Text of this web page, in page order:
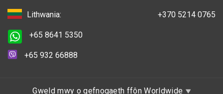
Lithwania: +370 5214 0765
+65 8641 5350
+65 932 66888
Gweld mwy o gefnogaeth ffôn Worldwide